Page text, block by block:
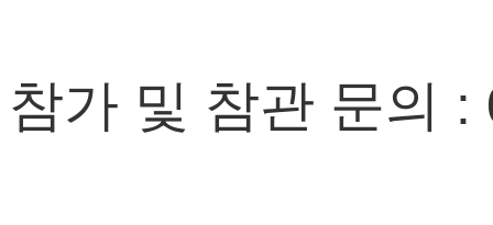
참가 및 참관 문의